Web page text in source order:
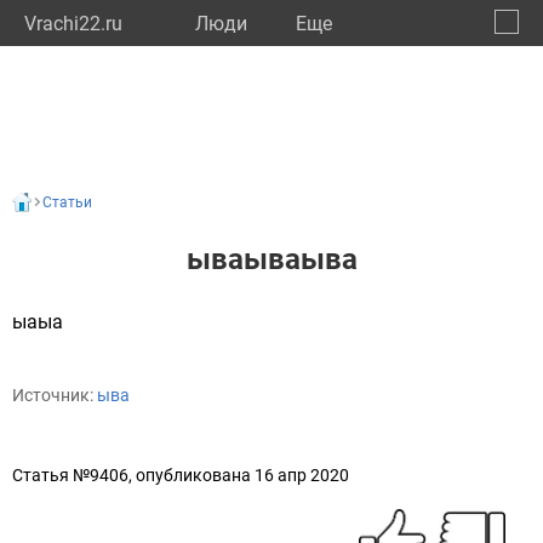
Vrachi22.ru Люди Eще
Статьи
ываываыва
ыаыа
Источник: ыва
Статья №9406, опубликована 16 апр 2020